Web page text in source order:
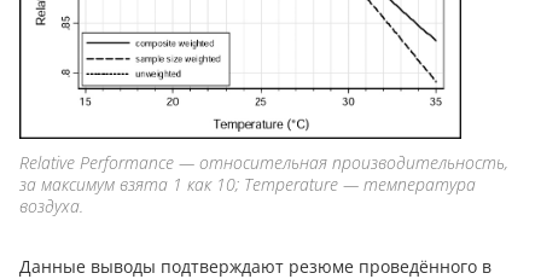
Relative Performance — относительная производительность,
за максимум взята 1 как 10; Temperature — температура
воздуха.
Данные выводы подтверждают резюме проведённого в